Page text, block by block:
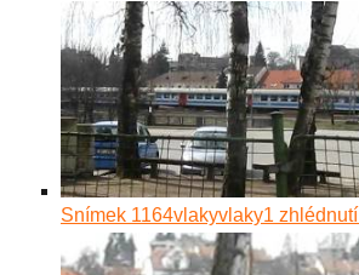
Snímek 1164vlakyvlaky1 zhlédnutí